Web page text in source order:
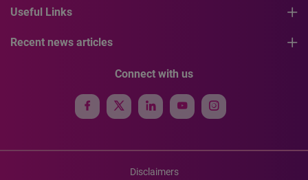
Useful Links
Recent news articles
Connect with us
Disclaimers